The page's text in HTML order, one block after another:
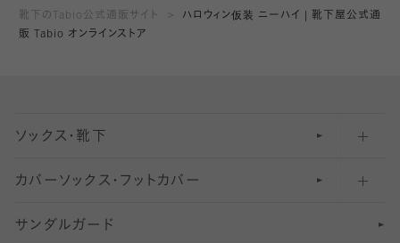
靴下のTabio公式通販サイト
ハロウィン仮装 ニーハイ | 靴下屋公式通
販 Tabio オンラインストア
ソックス・靴下
五本指ソックス・靴下
足袋ソックス・靴下
カバーソックス・フットカバー
フットカバー・カバーソックス（深め）
サンダルガード